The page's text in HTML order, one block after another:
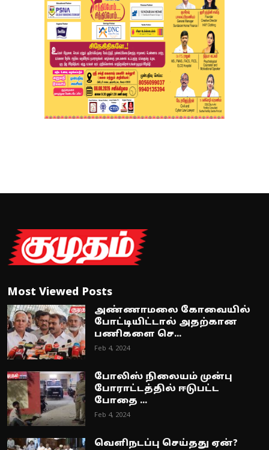
Most Viewed Posts
அண்ணாமலை கோவையில்
போட்டியிட்டால் அதற்கான
பணிகளை செ...
Feb 4, 2024
போலிஸ் நிலையம் முன்பு
போராட்டத்தில் ஈடுபட்ட
போதை ...
Feb 4, 2024
வெளிநடப்பு செய்தது ஏன்?